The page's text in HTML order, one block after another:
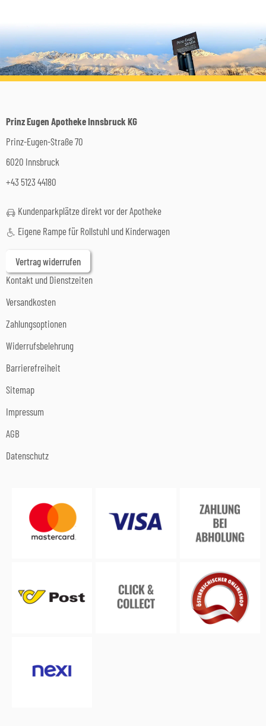
Prinz Eugen Apotheke Innsbruck KG
Prinz-Eugen-Straße 70
6020 Innsbruck
+43 5123 44180
Kundenparkplätze direkt vor der Apotheke
Eigene Rampe für Rollstuhl und Kinderwagen
Vertrag widerrufen
Kontakt und Dienstzeiten
Versandkosten
Zahlungsoptionen
Widerrufsbelehrung
Barrierefreiheit
Sitemap
Impressum
AGB
Datenschutz